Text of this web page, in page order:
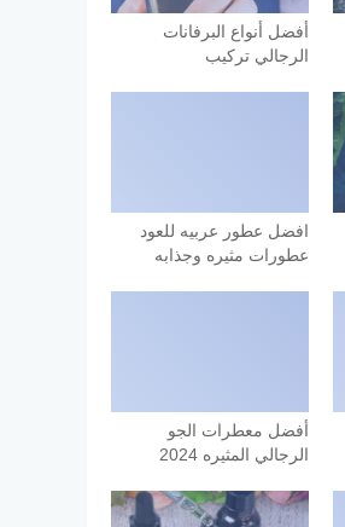
أفضل أنواع البرفانات
الرجالي تركيب
افضل عطور عربيه للعود
عطورات مثيره وجذابه
أفضل معطرات الجو
الرجالي المثيره 2024